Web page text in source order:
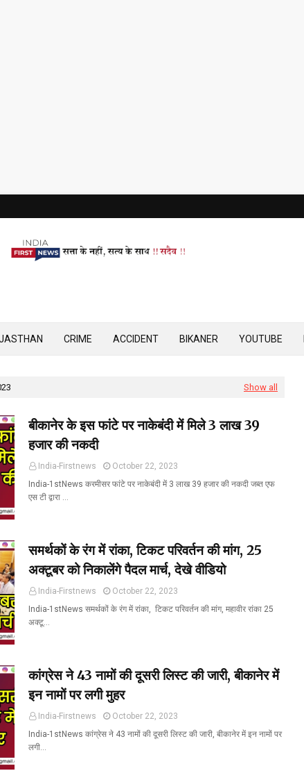
CRIME ACCIDENT BIKANER YOUTUBE
Show all
बीकानेर के इस फांटे पर नाकेबंदी में मिले 3 लाख 39
हजार की नकदी
India-Firstnews
October 22, 2023
India-1stNews करमीसर फांटे पर नाकेबंदी में 3 लाख 39 हजार की नकदी जब्त एफ
एस टी द्वारा …
समर्थकों के रंग में रांका, टिकट परिवर्तन की मांग, 25
अक्टूबर को निकालेंगे पैदल मार्च, देखे वीडियो
India-Firstnews
October 22, 2023
India-1stNews समर्थकों के रंग में रांका, टिकट परिवर्तन की मांग, महावीर रांका 25
अक्टू…
कांग्रेस ने 43 नामों की दूसरी लिस्ट की जारी, बीकानेर में
इन नामों पर लगी मुहर
India-Firstnews
October 22, 2023
India-1stNews कांग्रेस ने 43 नामों की दूसरी लिस्ट की जारी, बीकानेर में इन नामों पर
लगी…